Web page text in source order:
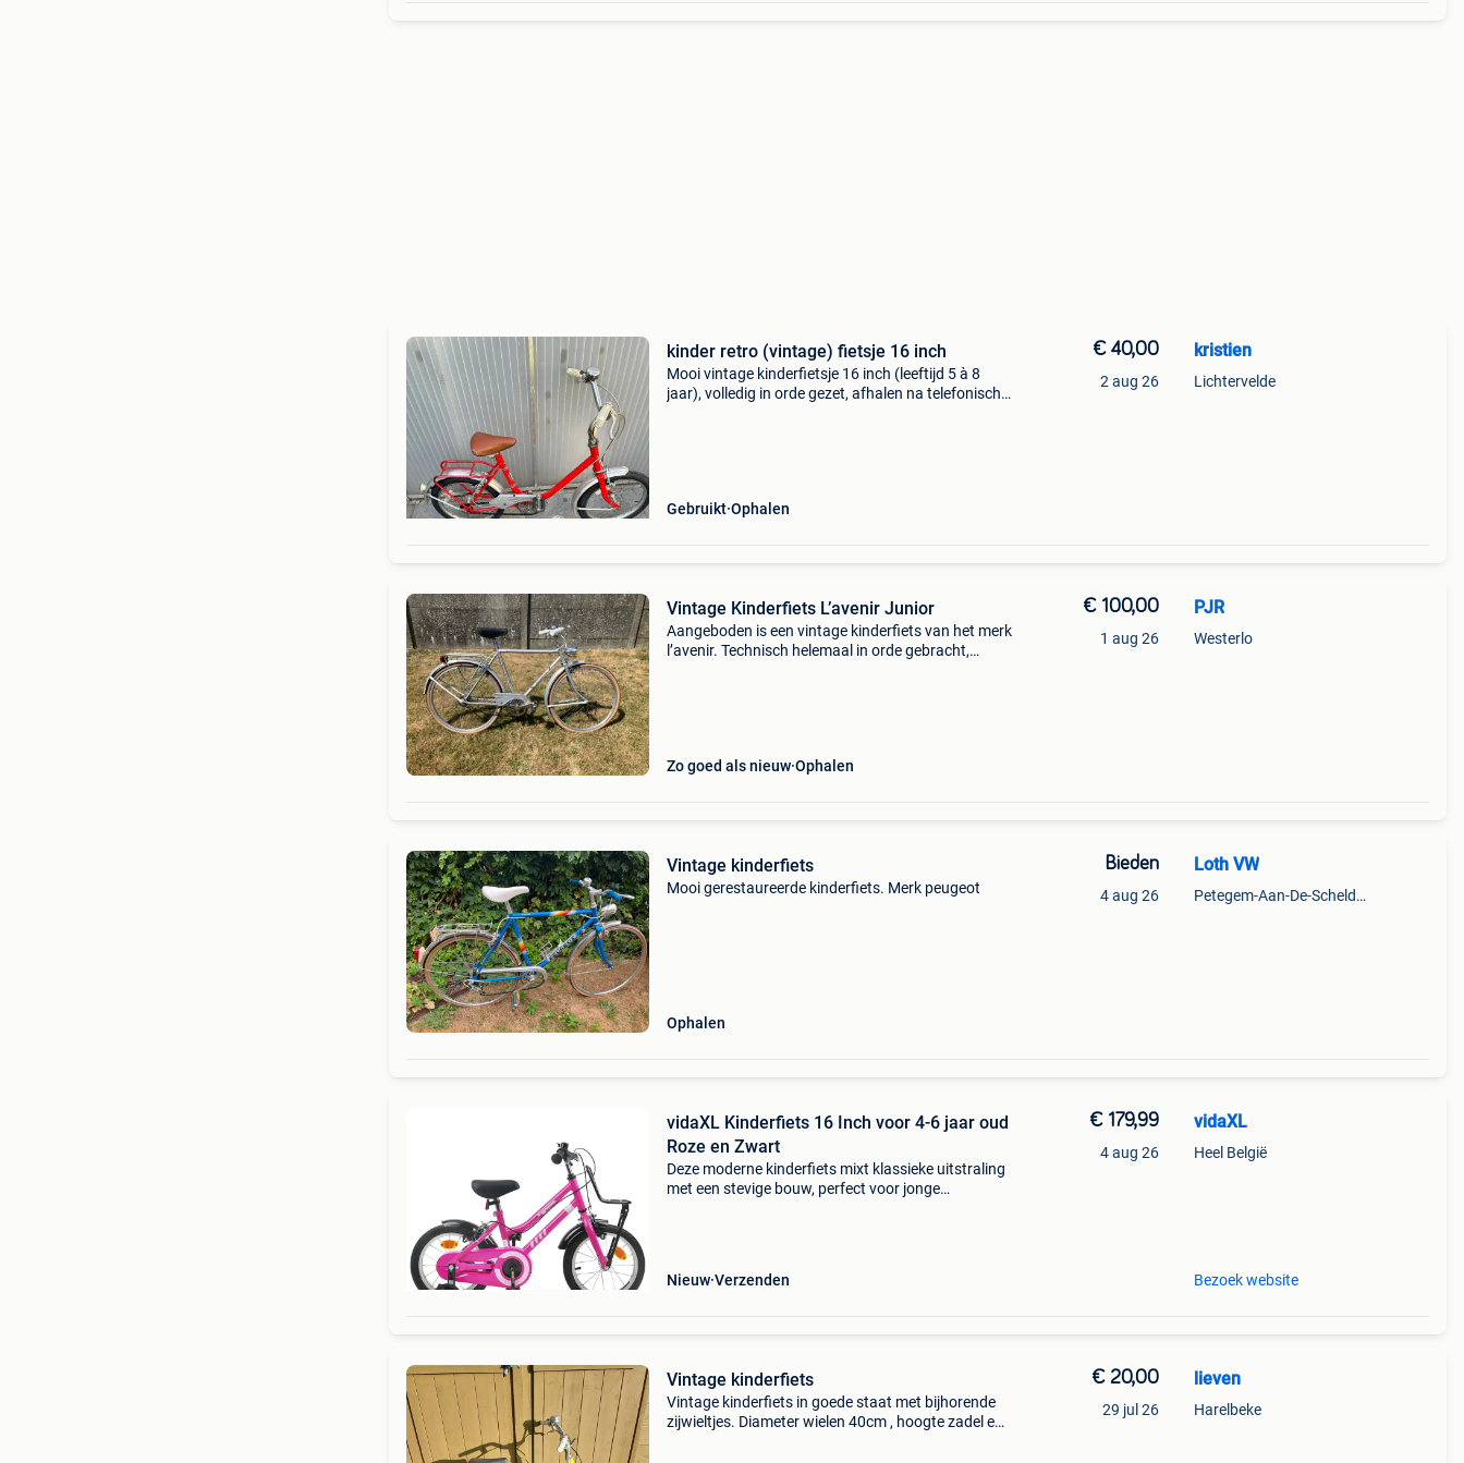
kinder retro (vintage) fietsje 16 inch
Mooi vintage kinderfietsje 16 inch (leeftijd 5 à 8
jaar), volledig in orde gezet, afhalen na telefonische
Gebruikt Ophalen
€ 40,00
2 aug 26
kristien
Lichtervelde
Vintage Kinderfiets L’avenir Junior
Aangeboden is een vintage kinderfiets van het merk
l’avenir. Technisch helemaal in orde gebracht,
Zo goed als nieuw Ophalen
€ 100,00
1 aug 26
PJR
Westerlo
Vintage kinderfiets
Mooi gerestaureerde kinderfiets. Merk peugeot
Ophalen
Bieden
4 aug 26
Loth VW
Petegem-Aan-De-Schelde + Deel Van Oudenaarde
vidaXL Kinderfiets 16 Inch voor 4-6 jaar oud
Roze en Zwart
Deze moderne kinderfiets mixt klassieke uitstraling
met een stevige bouw, perfect voor jonge
Nieuw Verzenden
€ 179,99
4 aug 26
vidaXL
Heel België
Bezoek website
Vintage kinderfiets
Vintage kinderfiets in goede staat met bijhorende
zijwieltjes. Diameter wielen 40cm , hoogte zadel en
€ 20,00
29 jul 26
lieven
Harelbeke